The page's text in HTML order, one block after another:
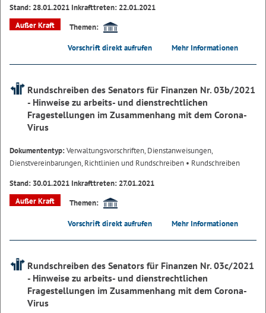
Stand: 28.01.2021 Inkrafttreten: 22.01.2021
Außer Kraft
Themen:
Vorschrift direkt aufrufen Mehr Informationen
Rundschreiben des Senators für Finanzen Nr. 03b/2021
- Hinweise zu arbeits- und dienstrechtlichen
Fragestellungen im Zusammenhang mit dem Corona-
Virus
Dokumententyp:Verwaltungsvorschriften, Dienstanweisungen,
Dienstvereinbarungen, Richtlinien und Rundschreiben • Rundschreiben
Stand: 30.01.2021 Inkrafttreten: 27.01.2021
Außer Kraft
Themen:
Vorschrift direkt aufrufen Mehr Informationen
Rundschreiben des Senators für Finanzen Nr. 03c/2021
- Hinweise zu arbeits- und dienstrechtlichen
Fragestellungen im Zusammenhang mit dem Corona-
Virus